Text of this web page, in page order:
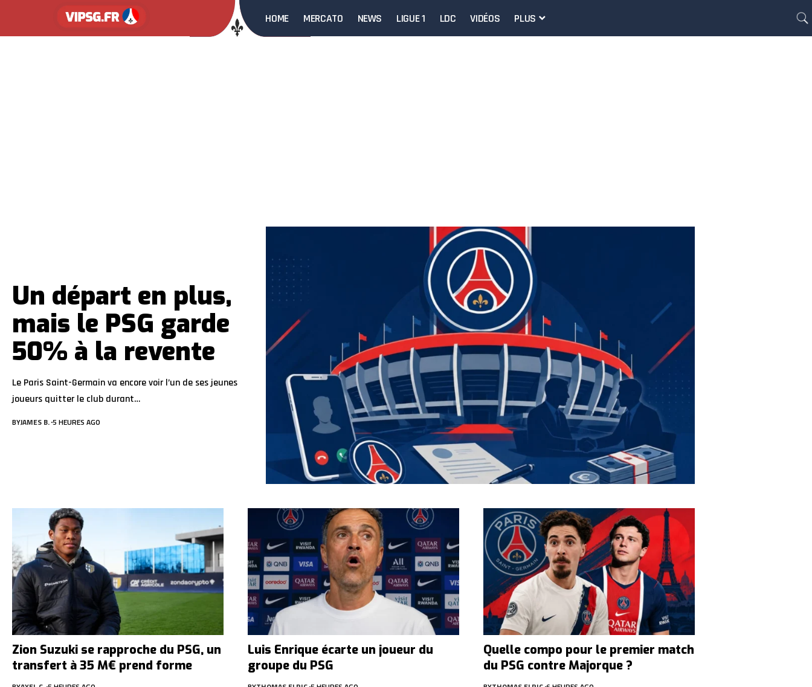
HOME MERCATO NEWS LIGUE 1 LDC VIDÉOS PLUS
Un départ en plus,
mais le PSG garde
50% à la revente
Le Paris Saint-Germain va encore voir l’un de ses jeunes
joueurs quitter le club durant…
BYJAMES B. 5 HEURES AGO
Zion Suzuki se rapproche du PSG, un
transfert à 35 M€ prend forme
Luis Enrique écarte un joueur du
groupe du PSG
Quelle compo pour le premier match
du PSG contre Majorque ?